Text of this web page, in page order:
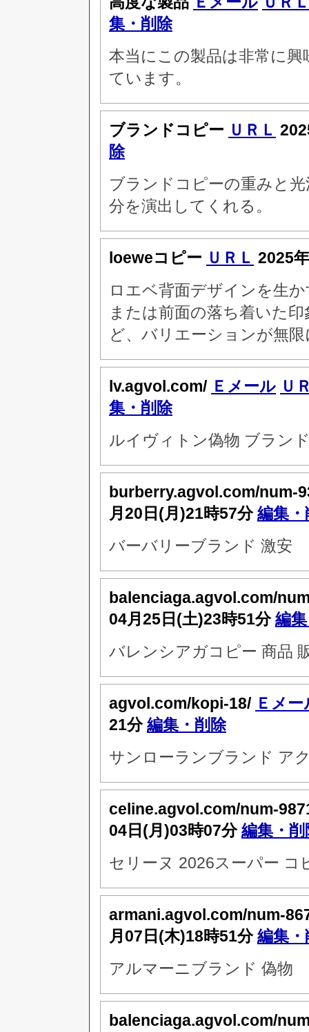
集・削除
本当にこの製品は非常に
ています。
ブランドコピー ＵＲＬ
除
ブランドコピーの重みと
分を演出してくれる。
loeweコピー ＵＲＬ 2025
ロエベ背面デザインを生
または前面の落ち着いた
ど、バリエーションが無
lv.agvol.com/ Ｅメール Ｕ
集・削除
ルイヴィトン偽物 ブラン
burberry.agvol.com/num-
月20日(月)21時57分編集・
バーバリーブランド 激安
balenciaga.agvol.com/
04月25日(土)23時51分編
バレンシアガコピー 商品
agvol.com/kopi-18/ Ｅメー
21分編集・削除
サンローランブランド ア
celine.agvol.com/num-
04日(月)03時07分編集・削
セリーヌ 2026スーパー コ
armani.agvol.com/num-
月07日(木)18時51分編集・
アルマーニブランド 偽物
balenciaga.agvol.com/